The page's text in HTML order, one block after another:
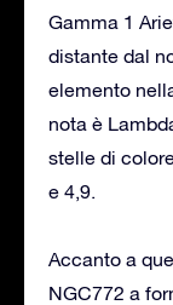
Gamma 1
distante dal
elemento
nota è
stelle di
e 4,9.
Accanto a
NGC772 a